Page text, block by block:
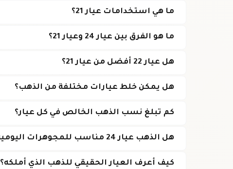
ما هي استخدامات عيار 21؟
ما هو الفرق بين عيار 24 وعيار 21؟
هل عيار 22 أفضل من عيار 21؟
هل يمكن خلط عيارات مختلفة من الذهب؟
كم تبلغ نسب الذهب الخالص في كل عيار؟
هل الذهب عيار 24 مناسب للمجوهرات اليومية؟
كيف أعرف العيار الحقيقي للذهب الذي أملكه؟